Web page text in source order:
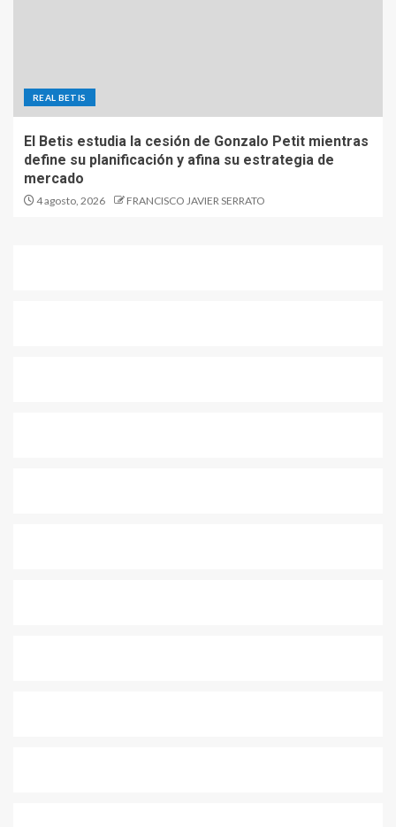
REAL BETIS
El Betis estudia la cesión de Gonzalo Petit mientras
define su planificación y afina su estrategia de
mercado
4 agosto, 2026 FRANCISCO JAVIER SERRATO